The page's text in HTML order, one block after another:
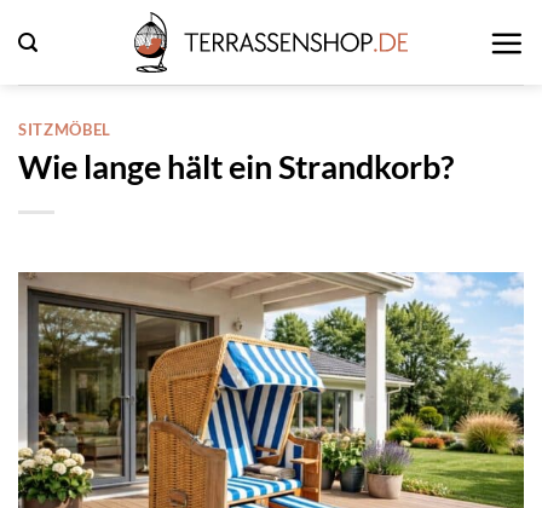
Inhalt
springen
SITZMÖBEL
Wie lange hält ein Strandkorb?